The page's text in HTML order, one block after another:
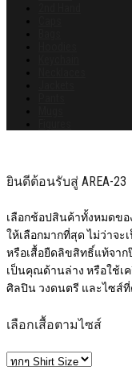
ยินดีต้อนรับสู่ AREA-23
เลือกช้อปสินค้าทั้งหมดขอ
ให้เลือกมากที่สุด ไม่ว่าจะ
หรือเสื้อยืดลิขสิทธิ์แท้จา
เป็นคุณด้านล่าง หรือใช้เ
ศิลปิน วงดนตรี และไซส์ที่
เลือกเสื้อตามไซส์